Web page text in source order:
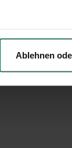
Ablehnen